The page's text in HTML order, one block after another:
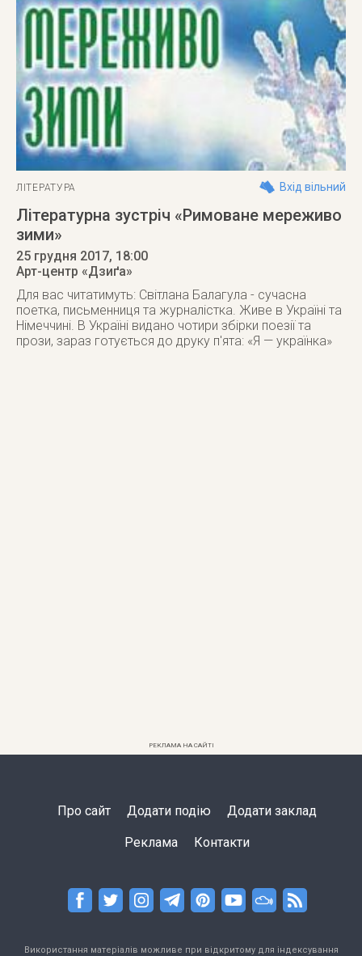
ЛІТЕРАТУРА Вхід вільний
Літературна зустріч «Римоване мереживо
зими»
25 грудня 2017, 18:00
Арт-центр «Дзиґа»
Для вас читатимуть: Світлана Балагула - сучасна
поетка, письменниця та журналістка. Живе в Україні та
Німеччині. В Україні видано чотири збірки поезії та
прози, зараз готується до друку п'ята: «Я — українка»
РЕКЛАМА НА САЙТІ
Про сайт Додати подію Додати заклад
Реклама Контакти
Використання матеріалів можливе при відкритому для індексування